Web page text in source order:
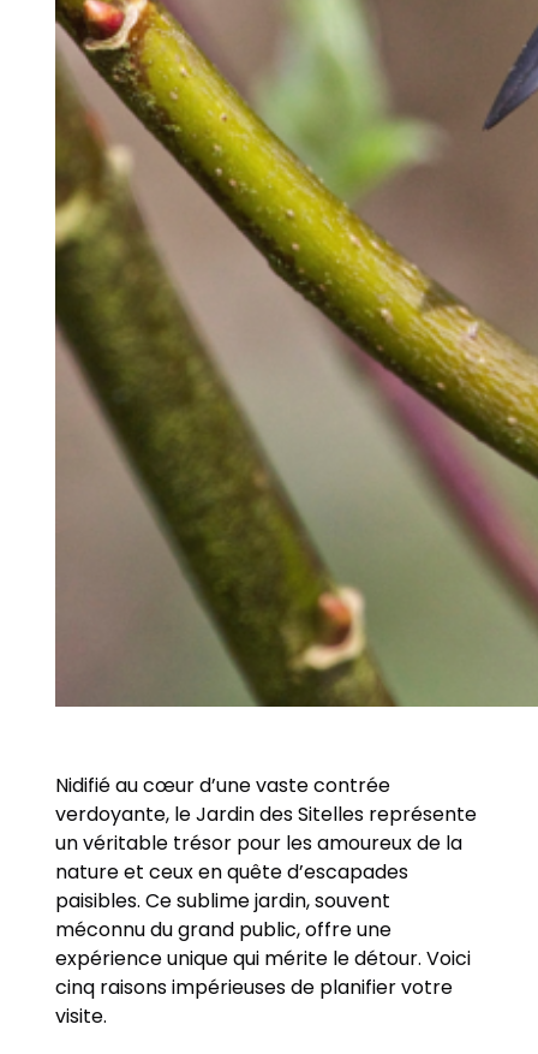
Nidifié au cœur d’une vaste contrée
verdoyante, le Jardin des Sitelles représente
un véritable trésor pour les amoureux de la
nature et ceux en quête d’escapades
paisibles. Ce sublime jardin, souvent
méconnu du grand public, offre une
expérience unique qui mérite le détour. Voici
cinq raisons impérieuses de planifier votre
visite.